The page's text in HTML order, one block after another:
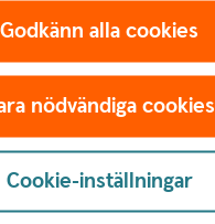
Epost
Godkänn alla cookies
nödvändiga cookies
Cookie-inställningar